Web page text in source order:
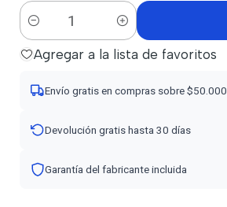
Cantidad
Agregar a la lista de favoritos
Envío gratis en compras sobre $50.000
Devolución gratis hasta 30 días
Garantía del fabricante incluida